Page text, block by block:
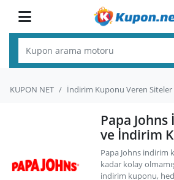
KUPON NET İndirim Kuponu Veren Siteler
Papa
ve İndirim
Papa Johns indirim
kadar kolay
indirim kuponu,